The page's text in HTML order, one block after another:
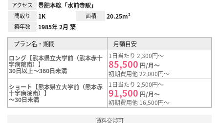
アクセス 豊肥本線「水前寺駅」
間取り 1K 面積 20.25m²
築年数 1985年 2月 築
プラン名・期間
月額目安
ロング【熊本県立大学前（熊本赤十
字病院南）】
30日以上～360日未満
1日当たり 2,300円～
85,500 円/月～
初期費用他 22,000円～
ショート【熊本県立大学前（熊本赤
十字病院南）】
～30日未満
1日当たり 2,500円～
91,500 円/月～
初期費用他 16,500円～
賃料交渉可